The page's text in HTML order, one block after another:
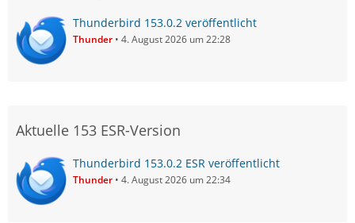
Thunderbird 153.0.2 veröffentlicht
Thunder 4. August 2026 um 22:28
Aktuelle 153 ESR-Version
Thunderbird 153.0.2 ESR veröffentlicht
Thunder 4. August 2026 um 22:34